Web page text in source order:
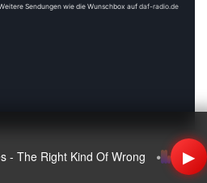
Sendungen wie die Wunschbox auf daf-radio.de
- The Right Kind Of Wrong • ▶